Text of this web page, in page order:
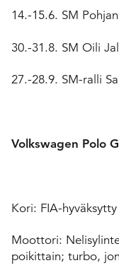
14.-15.6. SM
30.-31.8. SM Oili
27.-28.9. SM-ralli
Volkswagen Polo
Kori: FIA-
Moottori:
poikittain; turbo,